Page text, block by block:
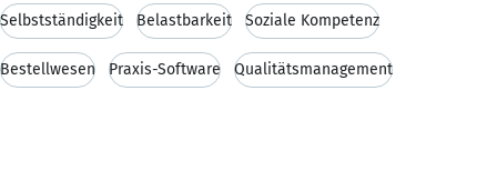
Selbstständigkeit Belastbarkeit Soziale Kompetenz
Bestellwesen Praxis-Software Qualitätsmanagement